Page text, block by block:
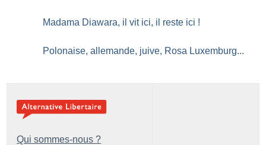
Madama Diawara, il vit ici, il reste ici !
Polonaise, allemande, juive, Rosa Luxemburg...
Qui sommes-nous ?